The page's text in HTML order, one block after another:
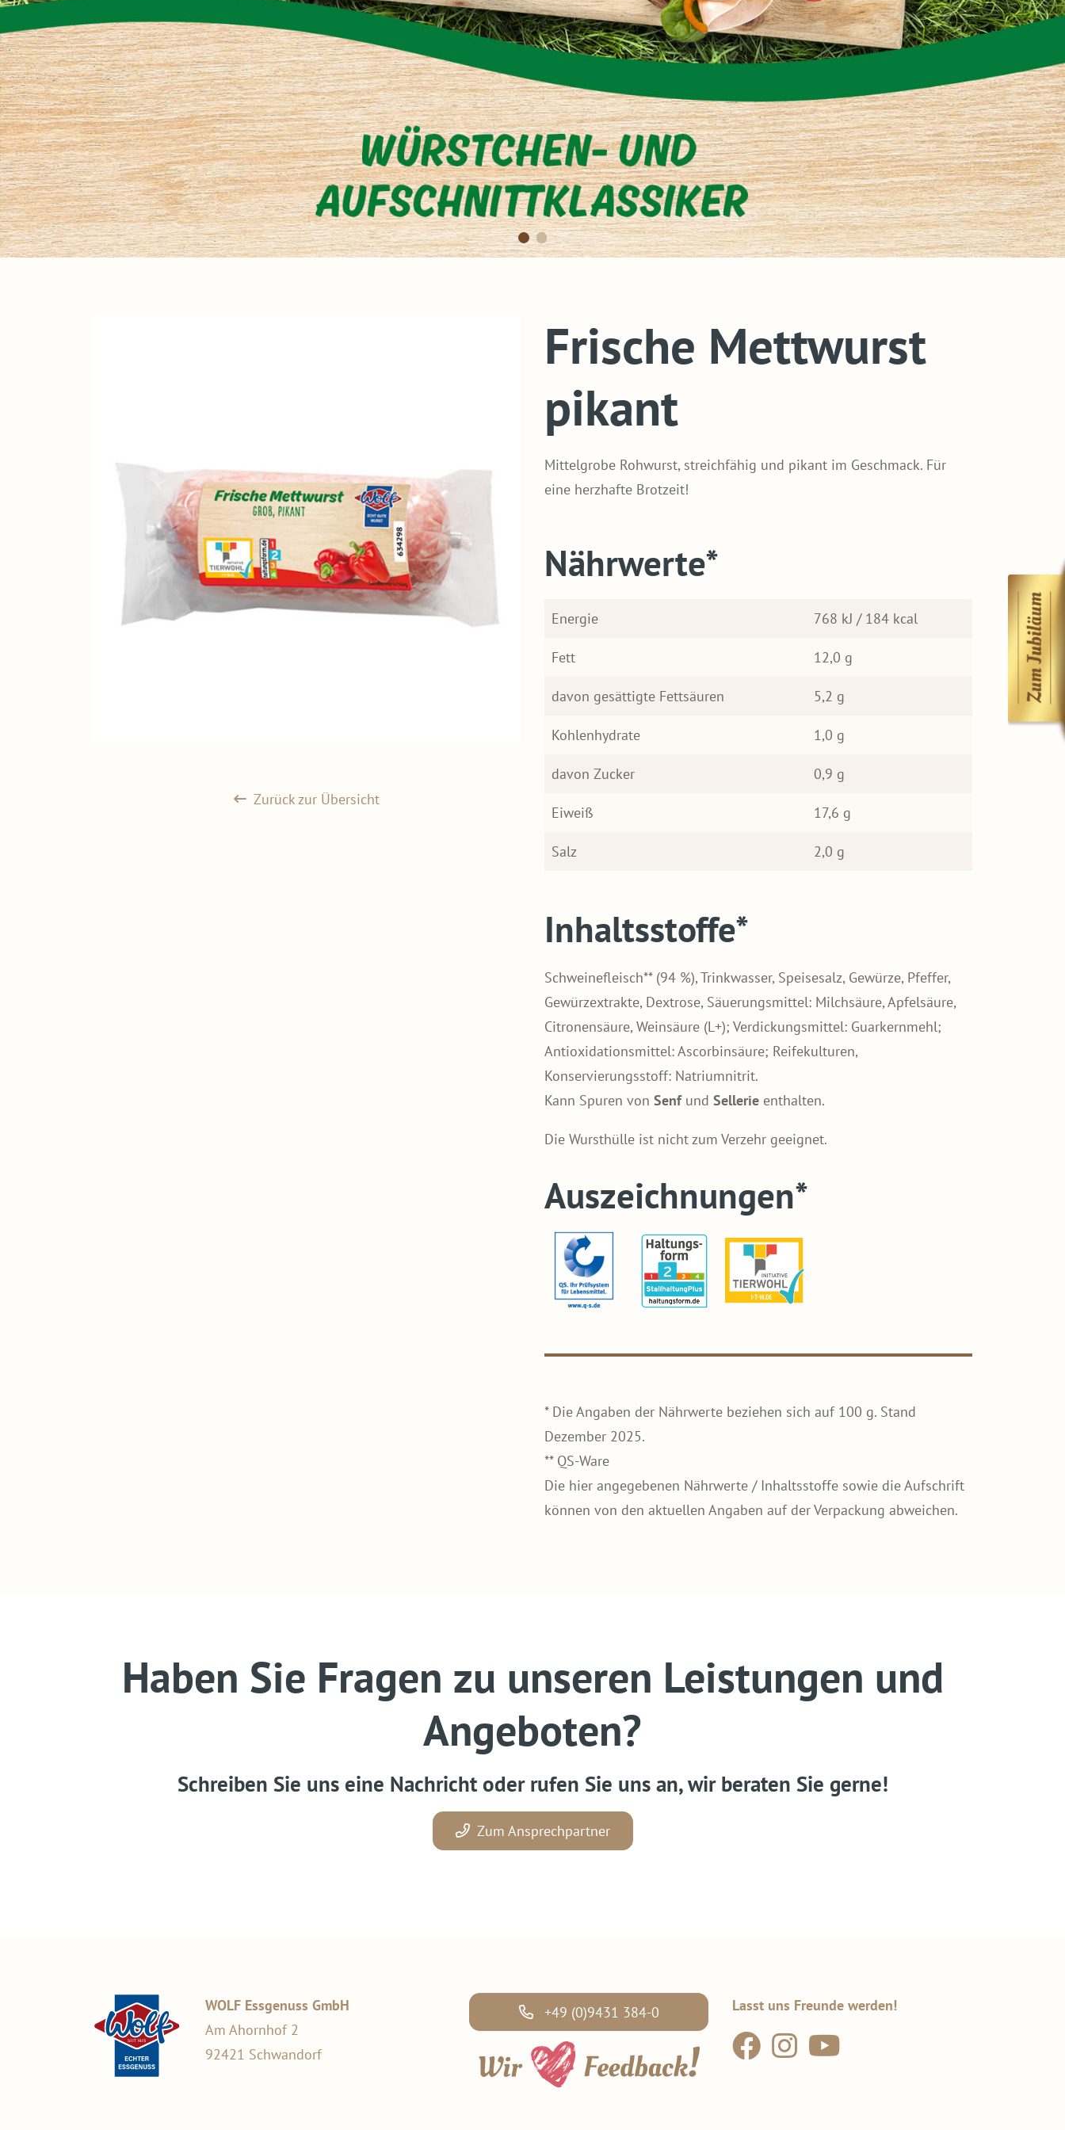
Zurück zur Übersicht
Frische Mettwurst
pikant
Mittelgrobe Rohwurst, streichfähig und pikant im Geschmack. Für
eine herzhafte Brotzeit!
Nährwerte*
Energie 768 kJ / 184 kcal
Fett 12,0 g
davon gesättigte Fettsäuren 5,2 g
Kohlenhydrate 1,0 g
davon Zucker 0,9 g
Eiweiß 17,6 g
Salz 2,0 g
Inhaltsstoffe*
Schweinefleisch** (94 %), Trinkwasser, Speisesalz, Gewürze, Pfeffer,
Gewürzextrakte, Dextrose, Säuerungsmittel: Milchsäure, Apfelsäure,
Citronensäure, Weinsäure (L+); Verdickungsmittel: Guarkernmehl;
Antioxidationsmittel: Ascorbinsäure; Reifekulturen,
Konservierungsstoff: Natriumnitrit.
Kann Spuren von Senfund Sellerie enthalten.
Die Wursthülle ist nicht zum Verzehr geeignet.
Auszeichnungen*
* Die Angaben der Nährwerte beziehen sich auf 100 g. Stand
Dezember 2025.
** QS-Ware
Die hier angegebenen Nährwerte / Inhaltsstoffe sowie die Aufschrift
können von den aktuellen Angaben auf der Verpackung abweichen.
Haben Sie Fragen zu unseren Leistungen und
Angeboten?
Schreiben Sie uns eine Nachricht oder rufen Sie uns an, wir beraten Sie gerne!
Zum Ansprechpartner
WOLF Essgenuss GmbH
Am Ahornhof 2
92421 Schwandorf
+49 (0)9431 384-0 Lasst uns Freunde werden!